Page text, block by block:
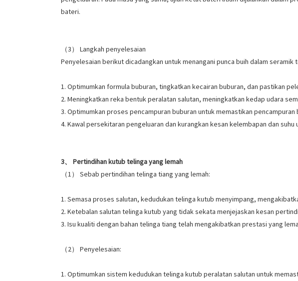
bateri.
（3） Langkah penyelesaian
Penyelesaian berikut dicadangkan untuk menangani punca buih dalam seramik
1. Optimumkan formula buburan, tingkatkan kecairan buburan, dan pastikan
2. Meningkatkan reka bentuk peralatan salutan, meningkatkan kedap udara
3. Optimumkan proses pencampuran buburan untuk memastikan
4. Kawal persekitaran pengeluaran dan kurangkan kesan kelembapan dan
3、 Pertindihan kutub telinga yang lemah
（1） Sebab pertindihan telinga tiang yang lemah:
1. Semasa proses salutan, kedudukan telinga kutub menyimpang,
2. Ketebalan salutan telinga kutub yang tidak sekata menjejaskan kesan
3. Isu kualiti dengan bahan telinga tiang telah mengakibatkan prestasi yang
（2） Penyelesaian:
1. Optimumkan sistem kedudukan telinga kutub peralatan salutan untuk